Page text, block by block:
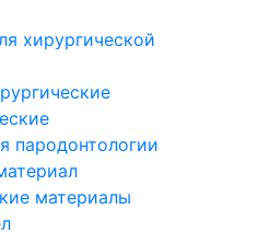
хирургической
пародонтологии
материалы